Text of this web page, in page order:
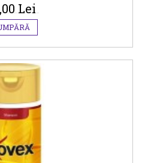
Lei